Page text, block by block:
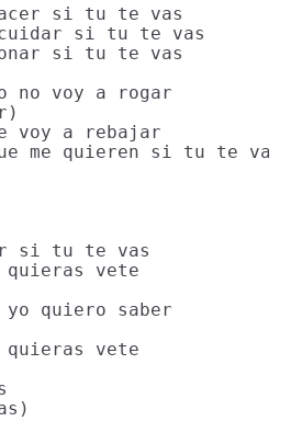
si tu te vas
cuidar si tu te vas
si tu te vas
no voy a rogar
voy a rebajar
me quieren si tu te vas
si tu te vas
quieras vete
quiero saber
quieras vete